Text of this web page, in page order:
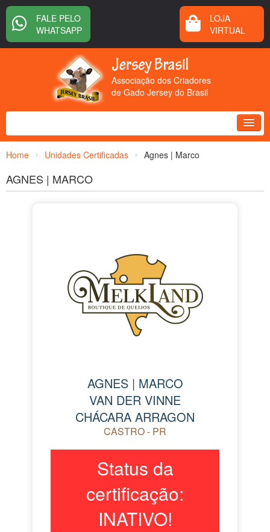
FALE PELO
WHATSAPP
LOJA
VIRTUAL
Associação dos Criadores
de Gado Jersey do Brasil
HOME
DIVULGAÇÃO
Home › Unidades Certificadas › Agnes | Marco
AGNES | MARCO
AGNES | MARCO
VAN DER VINNE
CHÁCARA ARRAGON
CASTRO - PR
Status da
certificação:
INATIVO!